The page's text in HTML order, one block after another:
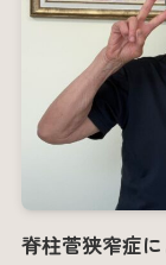
脊柱菅狭窄症